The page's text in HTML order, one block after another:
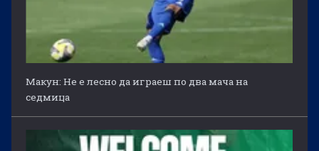
Макун: Не е лесно да играеш по два мача на
седмица